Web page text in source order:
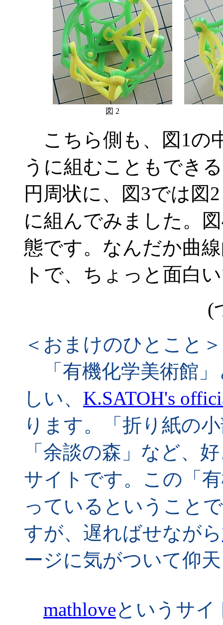
図 2
こちら側も、図1の
うに組むこともでき
円周状に、図3では図
に組んでみました。
態です。なんだか曲
トで、ちょっと面白
(
＜おまけのひとこと＞
「有機化学美術館
しい、 K.SATOH's
ります。「折り紙の
「余談の森」など、
サイトです。この「
っているということ
すが、遅ればせながら
ージに気がついて仰
mathloveというサイ